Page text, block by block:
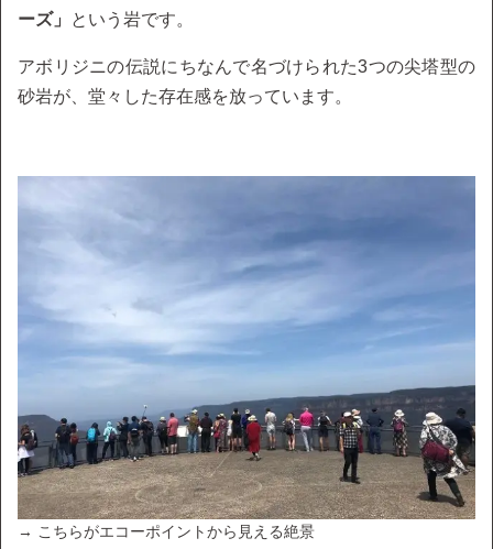
ーズ」
という岩です。
アボリジニの伝説にちなんで名づけられた3つの尖塔型の
砂岩が、堂々した存在感を放っています。
→ こちらがエコーポイントから見える絶景